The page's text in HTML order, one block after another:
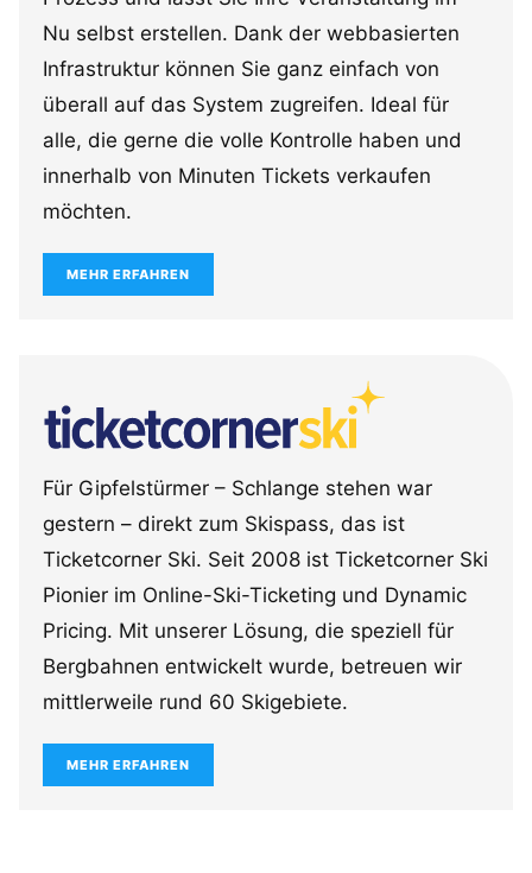
Nu selbst erstellen. Dank der webbasierten
Infrastruktur können Sie ganz einfach von
überall auf das System zugreifen. Ideal für
alle, die gerne die volle Kontrolle haben und
innerhalb von Minuten Tickets verkaufen
möchten.
MEHR ERFAHREN
Für Gipfelstürmer – Schlange stehen war
gestern – direkt zum Skispass, das ist
Ticketcorner Ski. Seit 2008 ist Ticketcorner Ski
Pionier im Online-Ski-Ticketing und Dynamic
Pricing. Mit unserer Lösung, die speziell für
Bergbahnen entwickelt wurde, betreuen wir
mittlerweile rund 60 Skigebiete.
MEHR ERFAHREN